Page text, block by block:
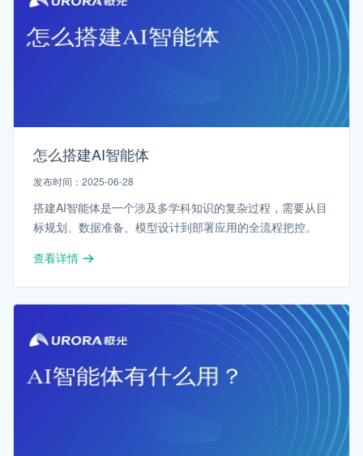
怎么搭建AI智能体
发布时间：2025-06-28
搭建AI智能体是一个涉及多学科知识的复杂过程，需要从目
标规划、数据准备、模型设计到部署应用的全流程把控。
查看详情